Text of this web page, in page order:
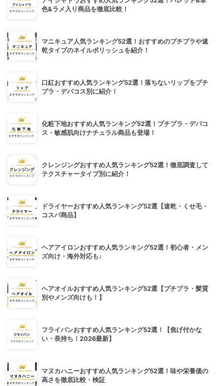
色&ラメ入り商品を徹底比較！
マニキュア人気ランキング52選！おすすめのプチプラや速
乾タイプのネイルポリッシュを紹介！
口紅おすすめ人気ランキング52選！落ちないリップをプチ
プラ・デパコス別に紹介！
化粧下地おすすめ人気ランキング52選！プチプラ・デパコ
ス・敏感肌向けナチュラル商品も登場！
クレンジングおすすめ人気ランキング52選！徹底調査して
テクスチャータイプ別に紹介！
ドライヤーおすすめ人気ランキング52選【速乾・くせ毛・
コスパ商品】
ヘアアイロンおすすめ人気ランキング52選！初心者・メン
ズ向け・海外対応も♪
ヘアオイルおすすめ人気ランキング52選【プチプラ・髪質
別やメンズ向けも！】
フライパンおすすめ人気ランキング52選！【焦げ付かな
い・長持ち！2026最新】
マヌカハニーおすすめ人気ランキング52選！味や栄養価の
高さを徹底比較・検証